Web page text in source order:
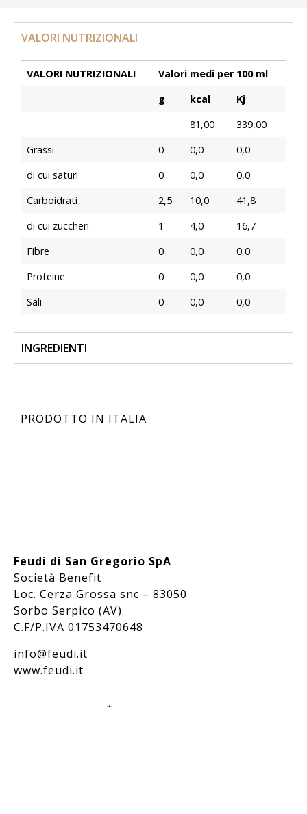
VALORI NUTRIZIONALI
VALORI NUTRIZIONALI
Valori medi per 100 ml
g
kcal
Kj
81,00
339,00
Grassi
0 0,0
0,0
di cui saturi
0 0,0
0,0
Carboidrati
2,5 10,0
41,8
di cui zuccheri
1 4,0
16,7
Fibre
0 0,0
0,0
Proteine
0 0,0
0,0
Sali
0 0,0 0,0
INGREDIENTI
PRODOTTO IN ITALIA
Feudi di San Gregorio SpA
Società Benefit
Loc. Cerza Grossa snc – 83050
Sorbo Serpico (AV)
C.F/P.IVA 01753470648
info@feudi.it
www.feudi.it